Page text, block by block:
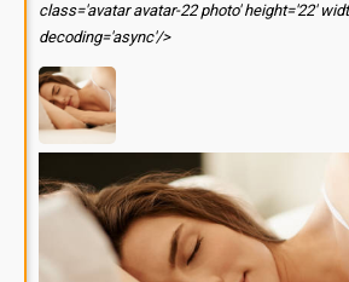
class='avatar avatar-22 photo' height='22'
decoding='async'/>